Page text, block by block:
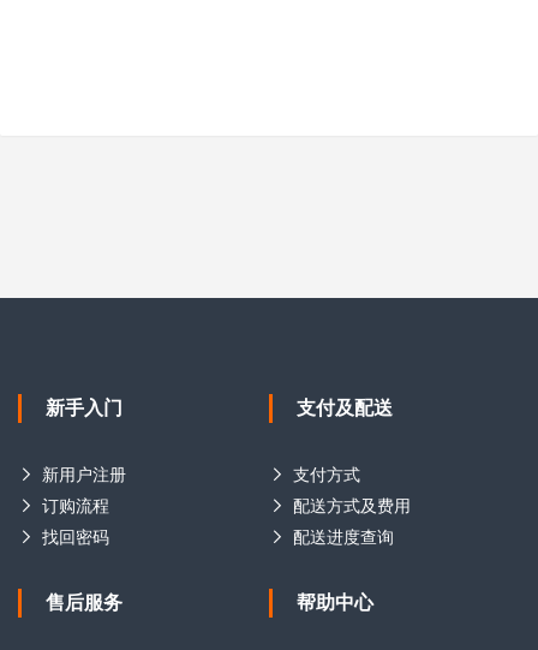
新手入门
新用户注册
订购流程
找回密码
支付及配送
支付方式
配送方式及费用
配送进度查询
售后服务 帮助中心